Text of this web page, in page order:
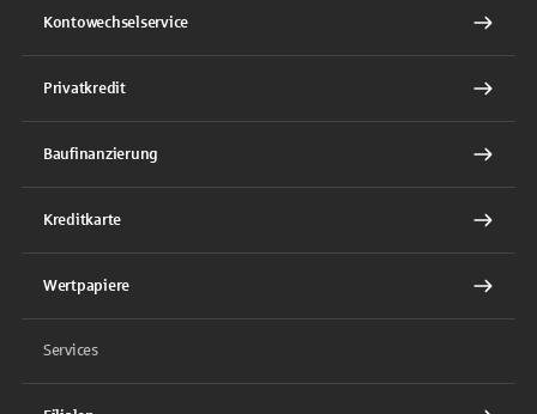
Kontowechselservice
Privatkredit
Baufinanzierung
Kreditkarte
Wertpapiere
Services